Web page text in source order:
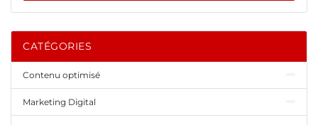
CATÉGORIES
Contenu optimisé
Marketing Digital